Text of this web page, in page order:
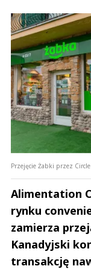
Przejęcie Żabki przez
Alimentation
rynku
zamierza
Kanadyjski
transakcję